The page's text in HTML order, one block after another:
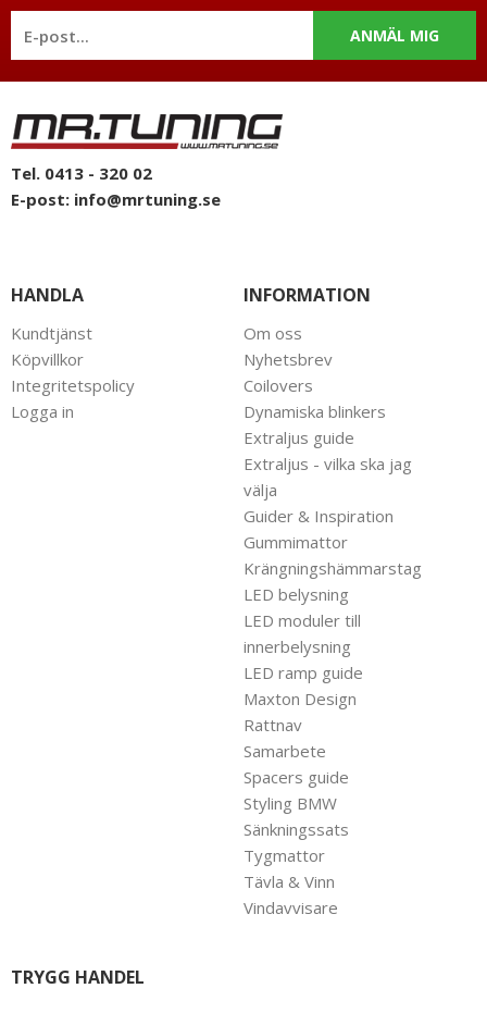
funderingar. På vardagar mellan 09 - 16 kan ni nå oss via
telefon: 0413-32002. Ni når oss även via
mail: info@mrtuning.se
ANMÄL MIG
Tel. 0413 - 320 02
E-post: info@mrtuning.se
HANDLA
Kundtjänst
Köpvillkor
Integritetspolicy
Logga in
INFORMATION
Om oss
Nyhetsbrev
Coilovers
Dynamiska blinkers
Extraljus guide
Extraljus - vilka ska jag
välja
Guider & Inspiration
Gummimattor
Krängningshämmarstag
LED belysning
LED moduler till
innerbelysning
LED ramp guide
Maxton Design
Rattnav
Samarbete
Spacers guide
Styling BMW
Sänkningssats
Tygmattor
Tävla & Vinn
Vindavvisare
TRYGG HANDEL